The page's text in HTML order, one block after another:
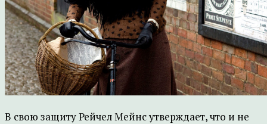
В свою защиту Рейчел Мейнс утверждает, что и не